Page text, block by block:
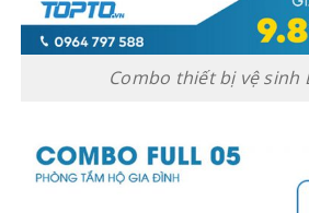
Combo thiết bị vệ sinh